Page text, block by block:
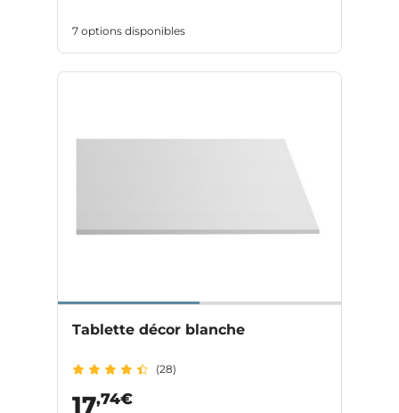
7 options disponibles
Tablette décor blanche
(28)
17,74€